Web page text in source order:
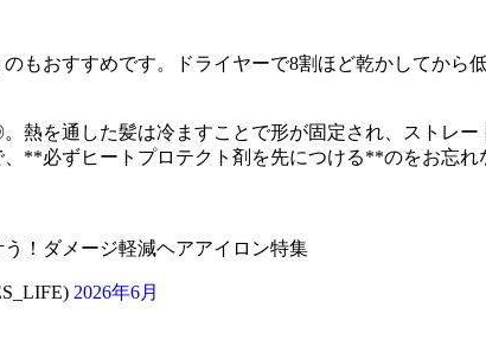
もおすすめです。ドライヤーで8割ほど乾かしてか
熱を通した髪は冷ますことで形が固定され、ストレ
**必ずヒートプロテクト剤を先につける**のをお忘れ
！ダメージ軽減ヘアアイロン特集
2026年6月